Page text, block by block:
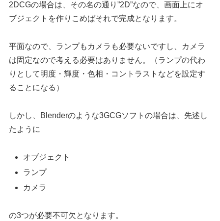
2DCGの場合は、その名の通り”2D”なので、画面上にオ
ブジェクトを作りこめばそれで完成となります。
平面なので、ランプもカメラも必要ないですし、カメラ
は固定なので考える必要はありません。（ランプの代わ
りとして明度・輝度・色相・コントラストなどを設定す
ることになる）
しかし、Blenderのような3GCGソフトの場合は、先述し
たように
オブジェクト
ランプ
カメラ
の3つが必要不可欠となります。